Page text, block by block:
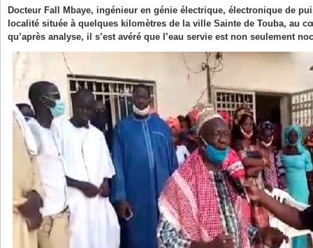
Docteur Fall Mbaye, ingénieur en génie électrique, électronique de
localité située à quelques kilomètres de la ville Sainte de Touba, au
qu’après analyse, il s’est avéré que l’eau servie est non seulement